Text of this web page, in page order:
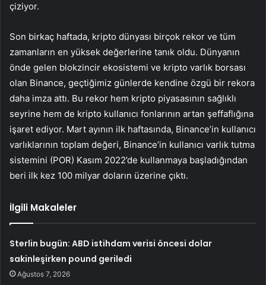
çiziyor.
Son birkaç haftada, kripto dünyası birçok rekor ve tüm
zamanların en yüksek değerlerine tanık oldu. Dünyanın
önde gelen blokzincir ekosistemi ve kripto varlık borsası
olan Binance, geçtiğimiz günlerde kendine özgü bir rekora
daha imza attı. Bu rekor hem kripto piyasasının sağlıklı
seyrine hem de kripto kullanıcı fonlarının artan şeffaflığına
işaret ediyor. Mart ayının ilk haftasında, Binance’in kullanıcı
varlıklarının toplam değeri, Binance’in kullanıcı varlık tutma
sistemini (POR) Kasım 2022’de kullanmaya başladığından
beri ilk kez 100 milyar doların üzerine çıktı.
İlgili Makaleler
Sterlin bugün: ABD istihdam verisi öncesi dolar
sakinleşirken pound geriledi
Ağustos 7, 2026